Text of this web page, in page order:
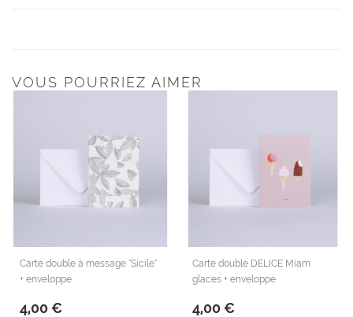
VOUS POURRIEZ AIMER
Carte double à message "Sicile"
+ enveloppe
4,00 €
Carte double DELICE Miam
glaces + enveloppe
4,00 €